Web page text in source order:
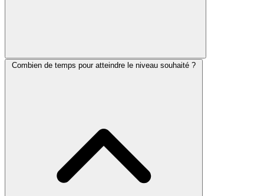
Combien de temps pour atteindre le niveau souhaité ?